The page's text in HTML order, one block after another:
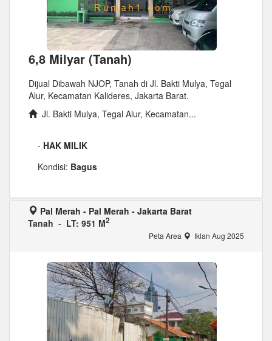
6,8 Milyar (Tanah)
Dijual Dibawah NJOP, Tanah di Jl. Bakti Mulya, Tegal
Alur, Kecamatan Kalideres, Jakarta Barat.
Jl. Bakti Mulya, Tegal Alur, Kecamatan...
- HAK MILIK
Kondisi: Bagus
Pal Merah - Pal Merah - Jakarta Barat
Tanah - LT: 951 M2
Peta Area Iklan Aug 2025